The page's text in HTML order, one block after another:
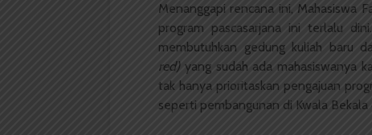
Menanggapi rencana ini, Mahasiswa
program pascasarjana ini terlalu
membutuhkan gedung kuliah baru
red) yang sudah ada mahasiswanya
tak hanya prioritaskan pengajuan
seperti pembangunan di Kwala